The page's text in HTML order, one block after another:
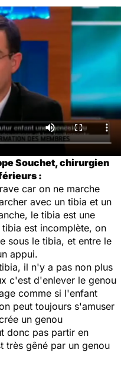
Souchet, chirurgien
:
car on ne marche
avec un tibia et un
le tibia est une
est incomplète, on
sous le tibia, et entre le
appui.
il n'y a pas non plus
c'est d'enlever le genou
comme si l'enfant
peut toujours s'amuser
un genou
donc pas partir en
très gêné par un genou